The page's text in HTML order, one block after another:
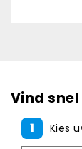
Vind
1 Kies